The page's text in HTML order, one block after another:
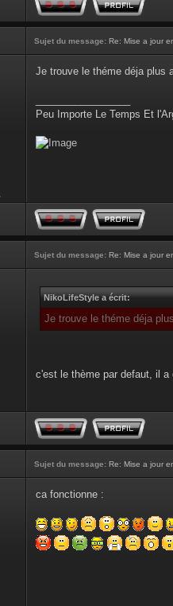
Sujet du message: Re: Mise a jour
Je trouve le théme déja plus
Peu Importe Le Temps Et
Sujet du message: Re: Mise a jour
NikoLifeStyle a écrit:
Je trouve le théme déja
c'est le thème par defaut, il a
Sujet du message: Re: Mise a jour
ca fonctionne :